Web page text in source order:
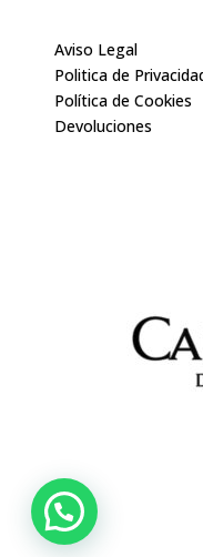
Aviso Legal
Politica de
Política de Cookies
Devoluciones